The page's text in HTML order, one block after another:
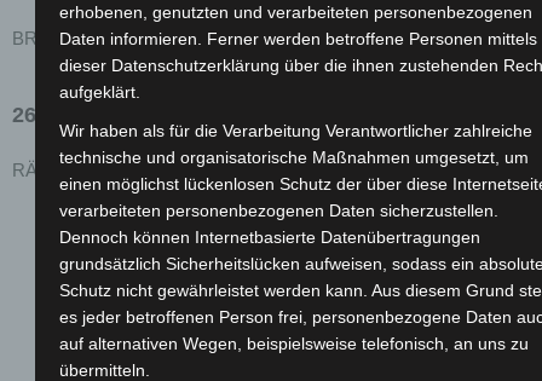
BREMSSYSTEM
26-2,0
RÄDER
erhobenen, genutzten und verarbeiteten personenbezogenen
Daten informieren. Ferner werden betroffene Personen mittels
dieser Datenschutzerklärung über die ihnen zustehenden
aufgeklärt.
Wir haben als für die Verarbeitung Verantwortlicher zahlreiche
technische und organisatorische Maßnahmen umgesetzt, um
einen möglichst lückenlosen Schutz der über diese
verarbeiteten personenbezogenen Daten sicherzustellen.
Dennoch können Internetbasierte Datenübertragungen
grundsätzlich Sicherheitslücken aufweisen, sodass ein
Schutz nicht gewährleistet werden kann. Aus diesem Grund
es jeder betroffenen Person frei, personenbezogene Daten
auf alternativen Wegen, beispielsweise telefonisch, an uns zu
übermitteln.